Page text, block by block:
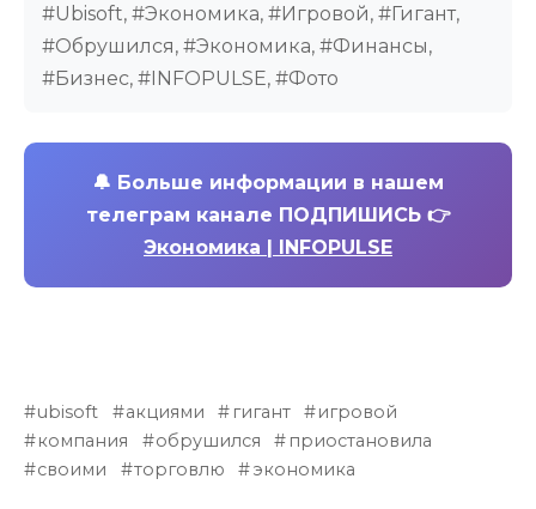
#Ubisoft, #Экономика, #Игровой, #Гигант,
#Обрушился, #Экономика, #Финансы,
#Бизнес, #INFOPULSE, #Фото
🔔 Больше информации в нашем
телеграм канале ПОДПИШИСЬ 👉
Экономика | INFOPULSE
ubisoft акциями гигант
игровой
компания
обрушился
приостановила
своими
торговлю экономика